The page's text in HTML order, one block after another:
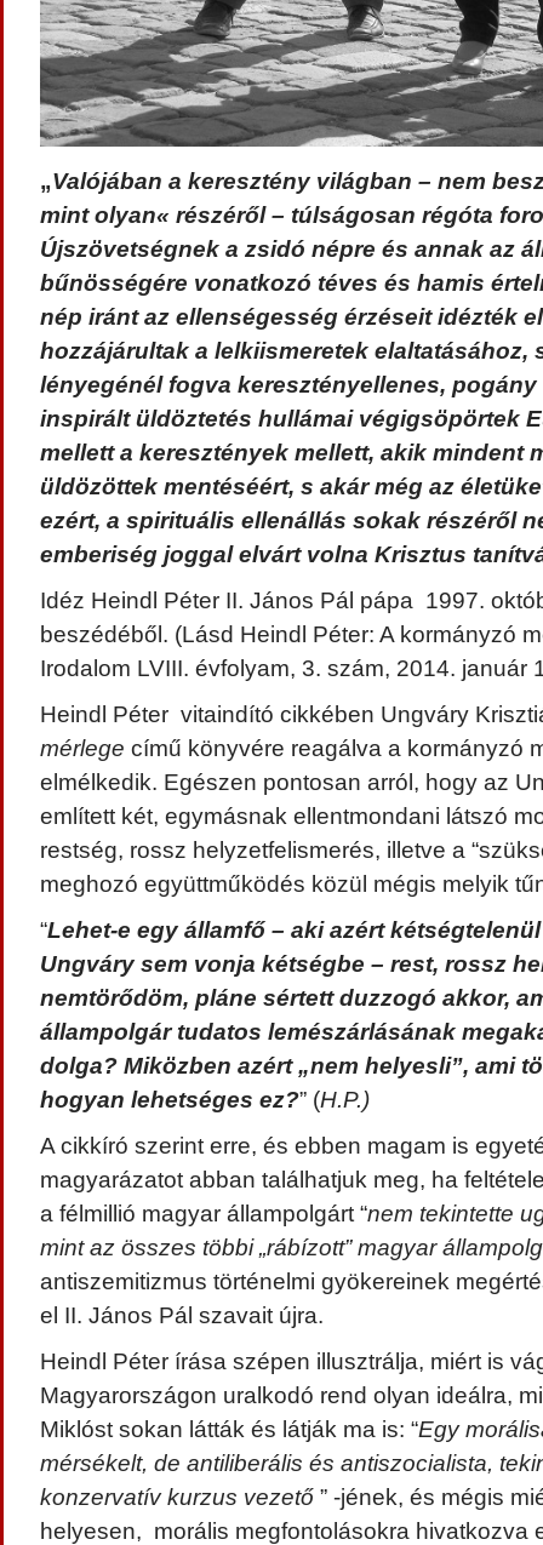
„Valójában a keresztény világban – nem
mint olyan« részéről – túlságosan régóta
Újszövetségnek a zsidó népre és annak az
bűnösségére vonatkozó téves és hamis
nép iránt az ellenségesség érzéseit idézték
hozzájárultak a lelkiismeretek elaltatásához,
lényegénél fogva keresztényellenes,
inspirált üldöztetés hullámai végigsöpörtek
mellett a keresztények mellett, akik mindent
üldözöttek mentéséért, s akár még az
ezért, a spirituális ellenállás sokak részéről
emberiség joggal elvárt volna Krisztus
Idéz Heindl Péter II. János Pál pápa 1997.
beszédéből. (Lásd Heindl Péter: A kormányzó
Irodalom LVIII. évfolyam, 3. szám, 2014. január
Heindl Péter vitaindító cikkében Ungváry
mérlege című könyvére reagálva a kormányzó
elmélkedik. Egészen pontosan arról, hogy az
említett két, egymásnak ellentmondani látszó
restség, rossz helyzetfelismerés, illetve a
meghozó együttműködés közül mégis melyik
“Lehet-e egy államfő – aki azért
Ungváry sem vonja kétségbe – rest, rossz
nemtörődöm, pláne sértett duzzogó akkor,
állampolgár tudatos lemészárlásának
dolga? Miközben azért „nem helyesli”, ami
hogyan lehetséges ez?” (H.P.)
A cikkíró szerint erre, és ebben magam is
magyarázatot abban találhatjuk meg, ha
a félmillió magyar állampolgárt “nem tekintette
mint az összes többi „rábízott” magyar
antiszemitizmus történelmi gyökereinek
el II. János Pál szavait újra.
Heindl Péter írása szépen illusztrálja, miért is
Magyarországon uralkodó rend olyan ideálra,
Miklóst sokan látták és látják ma is: “Egy
mérsékelt, de antiliberális és antiszocialista,
konzervatív kurzus vezető” -jének, és mégis
helyesen, morális megfontolásokra hivatkozva